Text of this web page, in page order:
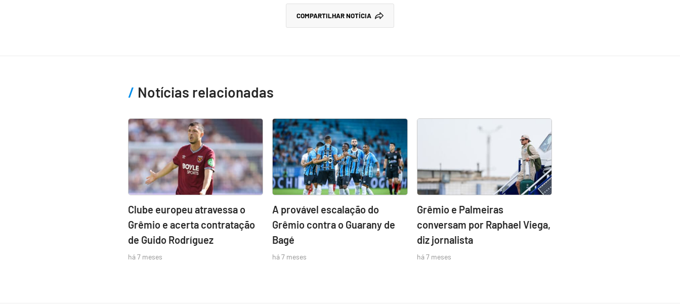
COMPARTILHAR NOTÍCIA
Notícias relacionadas
Clube europeu atravessa o
Grêmio e acerta contratação
de Guido Rodríguez
há 7 meses
A provável escalação do
Grêmio contra o Guarany de
Bagé
há 7 meses
Grêmio e Palmeiras
conversam por Raphael Viega,
diz jornalista
há 7 meses